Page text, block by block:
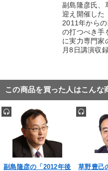
副島隆彦氏、
迎え開催した
2011年から
の打つべき手
に実力専門家
月8日講演収
この商品を買った人はこんな
副島隆彦の「2012年後
草野豊己